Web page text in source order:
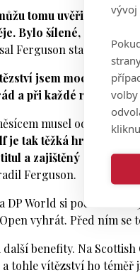
vývoj
volby
tomu uvěřit.
Bylo šílené, že jsem
Ferguson stav své
jsem moc toužil.
a při každé ráně,
musel odstoupit z
je tak těžká hra.
a zajištěný start na
Ferguson.
DP World si počkal rok a
vyhrát. Před ním se
benefity. Na
tohle vítězství ho téměř